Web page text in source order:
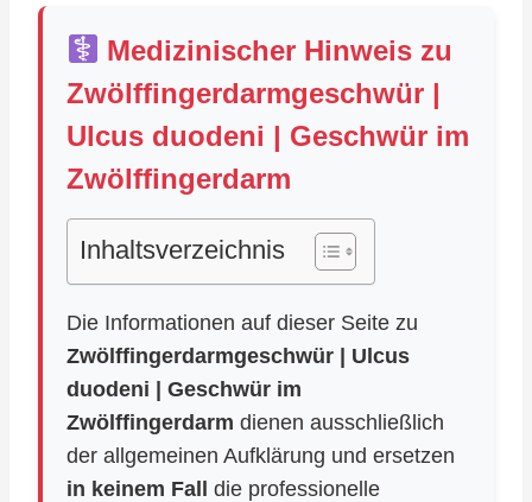
Medizinischer Hinweis zu
Zwölffingerdarmgeschwür |
Ulcus duodeni | Geschwür im
Zwölffingerdarm
Inhaltsverzeichnis
Die Informationen auf dieser Seite zu
Zwölffingerdarmgeschwür | Ulcus
duodeni | Geschwür im
Zwölffingerdarm dienen ausschließlich
der allgemeinen Aufklärung und ersetzen
in keinem Fall
die professionelle